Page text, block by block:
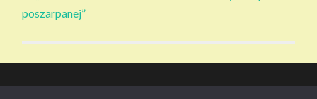
wpisy
poszarpanej”